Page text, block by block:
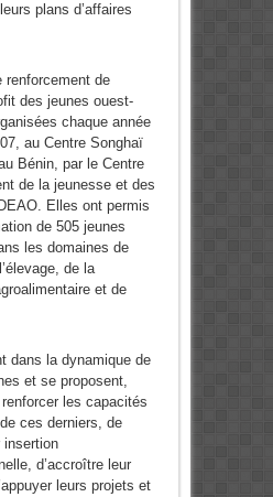
plans d’affaires
renforcement de
des jeunes ouest-
chaque année
au Centre Songhaï
Bénin, par le Centre
de la jeunesse et des
Elles ont permis
de 505 jeunes
les domaines de
de la
et de
dans la dynamique de
et se proposent,
les capacités
ces derniers, de
insertion
d’accroître leur
leurs projets et